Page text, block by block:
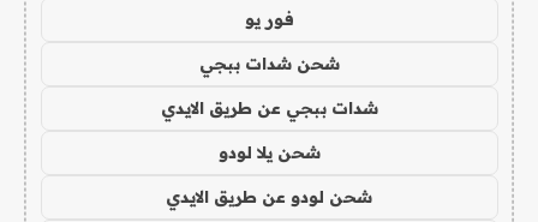
فور يو
شحن شدات ببجي
شدات ببجي عن طريق الايدي
شحن يلا لودو
شحن لودو عن طريق الايدي